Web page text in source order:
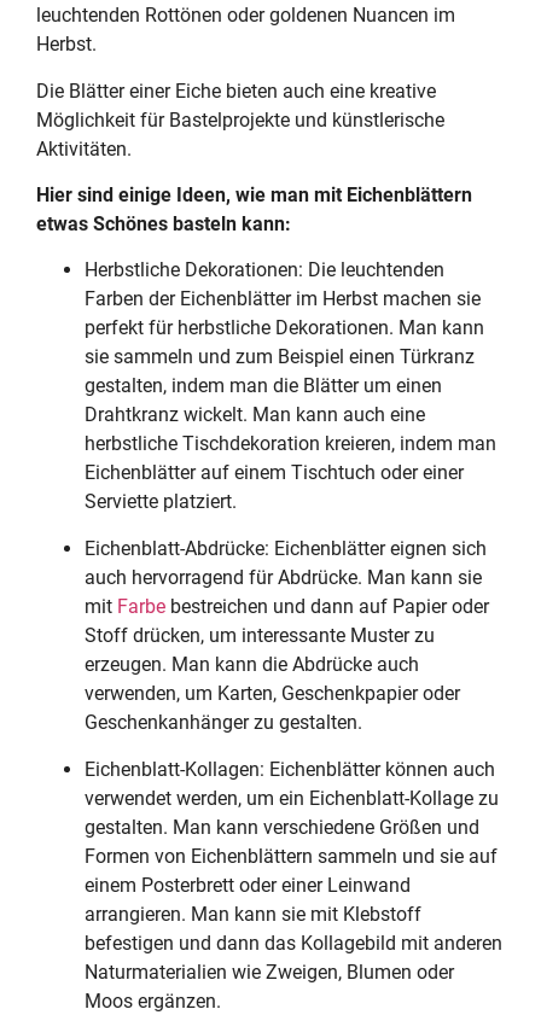
leuchtenden Rottönen oder goldenen Nuancen im
Herbst.
Die Blätter einer Eiche bieten auch eine kreative
Möglichkeit für Bastelprojekte und künstlerische
Aktivitäten.
Hier sind einige Ideen, wie man mit Eichenblättern
etwas Schönes basteln kann:
Herbstliche Dekorationen: Die leuchtenden
Farben der Eichenblätter im Herbst machen sie
perfekt für herbstliche Dekorationen. Man kann
sie sammeln und zum Beispiel einen Türkranz
gestalten, indem man die Blätter um einen
Drahtkranz wickelt. Man kann auch eine
herbstliche Tischdekoration kreieren, indem man
Eichenblätter auf einem Tischtuch oder einer
Serviette platziert.
Eichenblatt-Abdrücke: Eichenblätter eignen sich
auch hervorragend für Abdrücke. Man kann sie
mit Farbe bestreichen und dann auf Papier oder
Stoff drücken, um interessante Muster zu
erzeugen. Man kann die Abdrücke auch
verwenden, um Karten, Geschenkpapier oder
Geschenkanhänger zu gestalten.
Eichenblatt-Kollagen: Eichenblätter können auch
verwendet werden, um ein Eichenblatt-Kollage zu
gestalten. Man kann verschiedene Größen und
Formen von Eichenblättern sammeln und sie auf
einem Posterbrett oder einer Leinwand
arrangieren. Man kann sie mit Klebstoff
befestigen und dann das Kollagebild mit anderen
Naturmaterialien wie Zweigen, Blumen oder
Moos ergänzen.